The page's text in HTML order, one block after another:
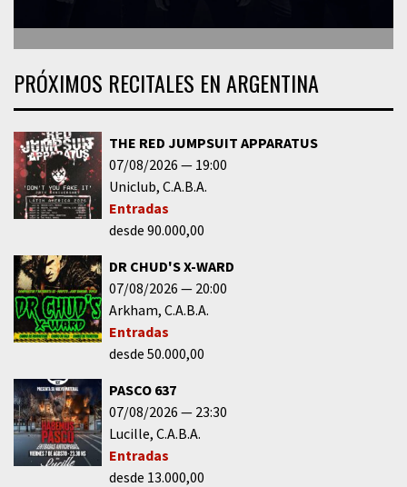
PRÓXIMOS RECITALES EN ARGENTINA
THE RED JUMPSUIT APPARATUS
07/08/2026
19:00
Uniclub C.A.B.A.
Entradas
desde 90.000,00
DR CHUD'S X-WARD
07/08/2026
20:00
Arkham C.A.B.A.
Entradas
desde 50.000,00
PASCO 637
07/08/2026
23:30
Lucille C.A.B.A.
Entradas
desde 13.000,00